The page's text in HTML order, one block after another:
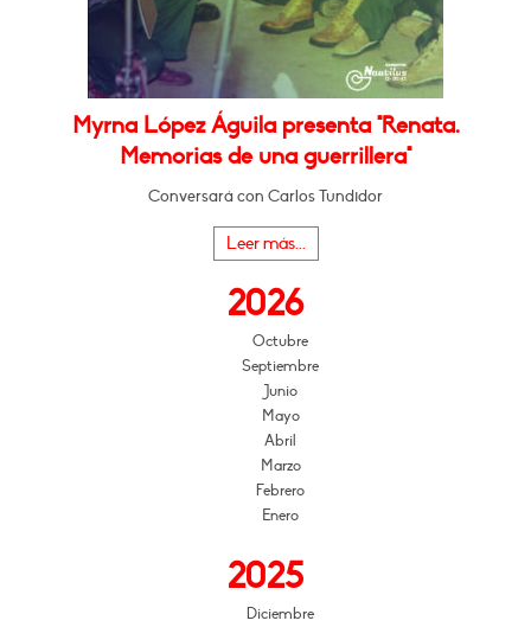
Myrna López Águila presenta "Renata.
Memorias de una guerrillera"
Conversará con Carlos Tundidor
Leer más...
2026
Octubre
Septiembre
Junio
Mayo
Abril
Marzo
Febrero
Enero
2025
Diciembre